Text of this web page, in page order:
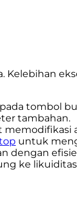
tombol
tambahan.
untuk
dengan
ke likuiditas